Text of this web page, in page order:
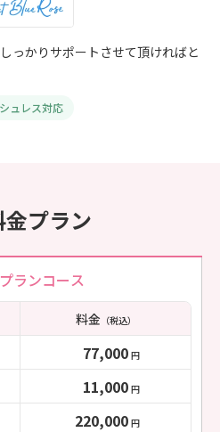
っかりサポートさせて頂ければと
ュレス対応
金プラン
ランコース
料金（税込）
77,000 円
11,000 円
220,000 円